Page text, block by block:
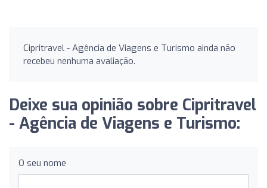
Cipritravel - Agência de Viagens e Turismo ainda não
recebeu nenhuma avaliação.
Deixe sua opinião sobre Cipritravel
- Agência de Viagens e Turismo:
O seu nome